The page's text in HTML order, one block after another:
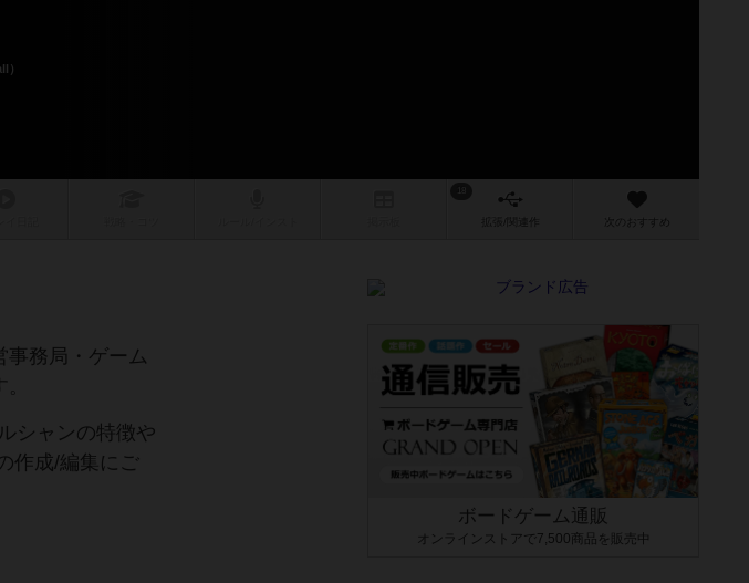
）
作 次のおすすめ
事務局・ゲーム
シャンの特徴や
作成/編集にご
ボードゲーム通販
オンラインストアで7,500商品を販売中